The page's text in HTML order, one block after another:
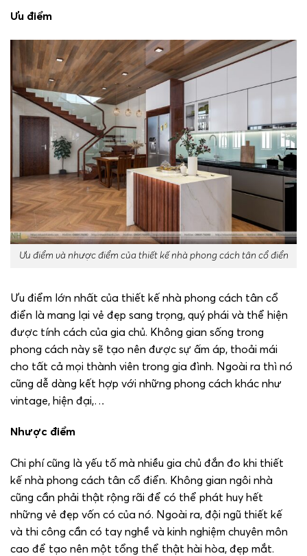
Ưu điểm
Ưu điểm và nhược điểm của thiết kế nhà phong cách tân cổ điển
Ưu điểm lớn nhất của thiết kế nhà phong cách tân cổ
điển là mang lại vẻ đẹp sang trọng, quý phái và thể hiện
được tính cách của gia chủ. Không gian sống trong
phong cách này sẽ tạo nên được sự ấm áp, thoải mái
cho tất cả mọi thành viên trong gia đình. Ngoài ra thì nó
cũng dễ dàng kết hợp với những phong cách khác như
vintage, hiện đại,…
Nhược điểm
Chi phí cũng là yếu tố mà nhiều gia chủ đắn đo khi thiết
kế nhà phong cách tân cổ điển. Không gian ngôi nhà
cũng cần phải thật rộng rãi để có thể phát huy hết
những vẻ đẹp vốn có của nó. Ngoài ra, đội ngũ thiết kế
và thi công cần có tay nghề và kinh nghiệm chuyên môn
cao để tạo nên một tổng thể thật hài hòa, đẹp mắt.